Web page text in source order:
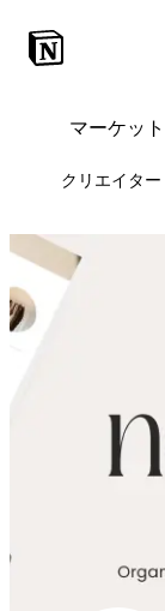
マーケッ
クリエイター